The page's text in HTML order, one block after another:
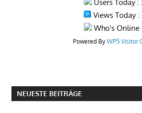
Users Today :
Views Today :
Who's Online
Powered By WPS Visitor
NEUESTE BEITRÄGE